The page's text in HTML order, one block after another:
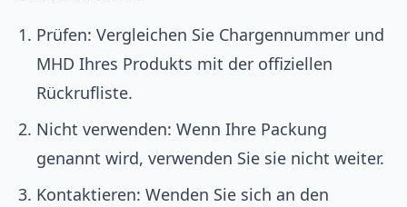
Prüfen: Vergleichen Sie Chargennummer und
MHD Ihres Produkts mit der offiziellen
Rückrufliste.
Nicht verwenden: Wenn Ihre Packung
genannt wird, verwenden Sie sie nicht weiter.
Kontaktieren: Wenden Sie sich an den